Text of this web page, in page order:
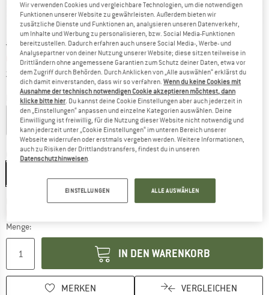
Ursprünglicher Preis :
CHF14.95
Preis:
CHF5.98 inkl. MwSt., zollfreie Lieferung
zzgl. VersandkostenInformationen zu den Versandkosten. Öffnet sich in
Farbe:Black Out
15% 15% 60%
Grösse:One Size
Lieferzeit: 3-5 WerktageDer Link öffnet sich in einer Infobox und
Menge:
IN DEN WARENKORB
MERKEN VERGLEICHEN
Wir verwenden Cookies und vergleichbare Technologien, um die notwendigen
Funktionen unserer Website zu gewährleisten. Außerdem bieten wir
zusätzliche Dienste und Funktionen an, analysieren unseren Datenverkehr,
um Inhalte und Werbung zu personalisieren, bzw. Social Media-Funktionen
bereitzustellen. Dadurch erfahren auch unsere Social Media-, Werbe- und
Analysepartner von deiner Nutzung unserer Website; diese sitzen teilweise in
Drittländern ohne angemessene Garantien zum Schutz deiner Daten, etwa vor
dem Zugriff durch Behörden. Durch Anklicken von „Alle auswählen“ erklärst du
dich damit einverstanden, dass wir so verfahren.Wenn du keine Cookies mit
Ausnahme der technisch notwendigen Cookie akzeptieren möchtest, dann
klicke bitte hier. Du kannst deine Cookie Einstellungen aber auch jederzeit in
den „Einstellungen“ anpassen und einzelne Kategorien auswählen. Deine
Einwilligung ist freiwillig, für die Nutzung dieser Website nicht notwendig und
kann jederzeit unter „Cookie Einstellungen“ im unteren Bereich unserer
Webseite widerrufen oder erstmals vergeben werden. Weitere Informationen,
auch zu Risiken der Drittlandstransfers, findest du in unseren
Datenschutzhinweisen.
EINSTELLUNGEN ALLE AUSWÄHLEN